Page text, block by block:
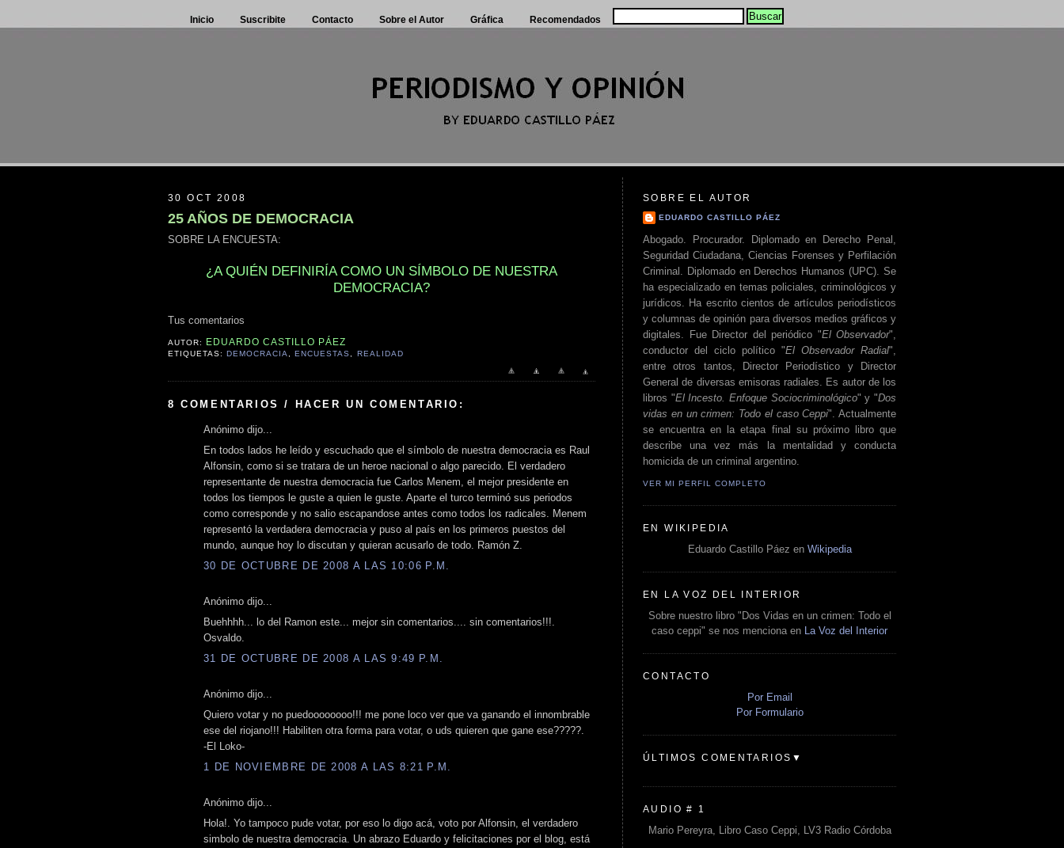
Inicio Suscribite Contacto Sobre el Autor Gráfica Recomendados
30 OCT 2008
25 AÑOS DE DEMOCRACIA
SOBRE LA ENCUESTA:
¿A QUIÉN DEFINIRÍA COMO UN SÍMBOLO DE NUESTRA
DEMOCRACIA?
Tus comentarios
AUTOR: EDUARDO CASTILLO PÁEZ
ETIQUETAS:DEMOCRACIA ,ENCUESTAS REALIDAD
8 COMENTARIOS / HACER UN COMENTARIO:
Anónimo dijo...
En todos lados he leído y escuchado que el símbolo de nuestra democracia es Raul
Alfonsin, como si se tratara de un heroe nacional o algo parecido. El verdadero
representante de nuestra democracia fue Carlos Menem, el mejor presidente en
todos los tiempos le guste a quien le guste. Aparte el turco terminó sus periodos
como corresponde y no salio escapandose antes como todos los radicales. Menem
representó la verdadera democracia y puso al país en los primeros puestos del
mundo, aunque hoy lo discutan y quieran acusarlo de todo. Ramón Z.
30 DE OCTUBRE DE 2008 A LAS 10:06 P.M.
Anónimo dijo...
Buehhhh... lo del Ramon este... mejor sin comentarios.... sin comentarios!!!.
Osvaldo.
31 DE OCTUBRE DE 2008 A LAS 9:49 P.M.
Anónimo dijo...
Quiero votar y no puedoooooooo!!! me pone loco ver que va ganando el innombrable
ese del riojano!!! Habiliten otra forma para votar, o uds quieren que gane ese?????.
-El Loko-
1 DE NOVIEMBRE DE 2008 A LAS 8:21 P.M.
Anónimo dijo...
Hola!. Yo tampoco pude votar, por eso lo digo acá, voto por Alfonsin, el verdadero
simbolo de nuestra democracia. Un abrazo Eduardo y felicitaciones por el blog, está
SOBRE EL AUTOR
EDUARDO CASTILLO PÁEZ
Abogado. Procurador. Diplomado en Derecho Penal,
Seguridad Ciudadana, Ciencias Forenses y Perfilación
Criminal. Diplomado en Derechos Humanos (UPC). Se
ha especializado en temas policiales, criminológicos y
jurídicos. Ha escrito cientos de artículos periodísticos
y columnas de opinión para diversos medios gráficos y
digitales. Fue Director del periódico "El Observador",
conductor del ciclo político "El Observador Radial",
entre otros tantos, Director Periodístico y Director
General de diversas emisoras radiales. Es autor de los
libros "El Incesto. Enfoque Sociocriminológico" y "Dos
vidas en un crimen: Todo el caso Ceppi". Actualmente
se encuentra en la etapa final su próximo libro que
describe una vez más la mentalidad y conducta
homicida de un criminal argentino.
VER MI PERFIL COMPLETO
EN WIKIPEDIA
Eduardo Castillo Páez en Wikipedia
EN LA VOZ DEL INTERIOR
Sobre nuestro libro "Dos Vidas en un crimen: Todo el
caso ceppi" se nos menciona en
La Voz del Interior
CONTACTO
Por Email
Por Formulario
ÚLTIMOS COMENTARIOS▼
AUDIO # 1
Mario Pereyra, Libro Caso Ceppi, LV3 Radio Córdoba